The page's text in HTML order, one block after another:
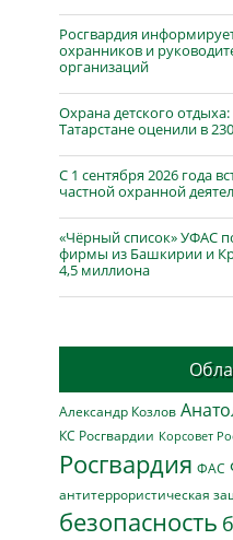
Росгвардия
охранников и
организаций
Охрана детского
Татарстане оценили в
С 1 сентября 2026 года
частной охранной
«Чёрный список» УФАС
фирмы из Башкирии и
4,5 миллиона
Александр Козлов
КС Росгвардии Корсовет
Росгвардия ФАС
антитеррористическая
безопасность